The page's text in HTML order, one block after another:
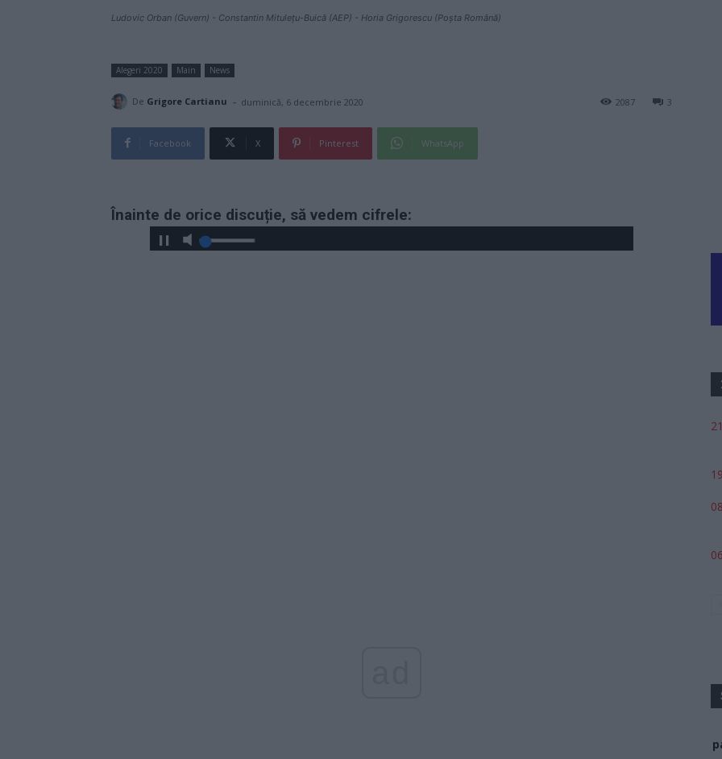
Ludovic Orban (Guvern) - Constantin Mitulețu-Buică (AEP) - Horia Grigorescu (Poșta Română)
Alegeri 2020 Main News
De Grigore Cartianu - duminică, 6 decembrie 2020 3
2087
Facebook X Pinterest WhatsApp
Înainte de orice discuție, să vedem cifrele: